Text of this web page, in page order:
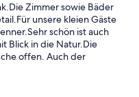
Zimmer sowie Bäder
unsere kleien Gäste
schön ist auch
Blick in die Natur.Die
offen. Auch der
ist sehr
wohlgefühlt, hatten eine
diese Haus bestens